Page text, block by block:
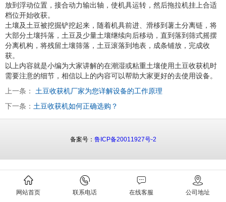
放到浮动位置，接合动力输出轴，使机具运转，然后拖拉机挂上合适
档位开始收获。
土壤及土豆被挖掘铲挖起来，随着机具前进、滑移到薯土分离链，将
大部分土壤抖落，土豆及少量土壤继续向后移动，直到落到筛式摇摆
分离机构，将残留土壤筛落，土豆滚落到地表，成条铺放，完成收
获。
以上内容就是小编为大家讲解的在潮湿或粘重土壤使用土豆收获机时
需要注意的细节，相信以上的内容可以帮助大家更好的去使用设备。
上一条：
土豆收获机厂家为您详解设备的工作原理
下一条： 土豆收获机如何正确选购？
网站首页 联系电话 在线客服 公司地址
备案号： 鲁ICP备20011927号-2